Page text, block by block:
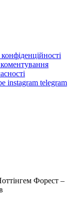
instagram telegram
Форест –